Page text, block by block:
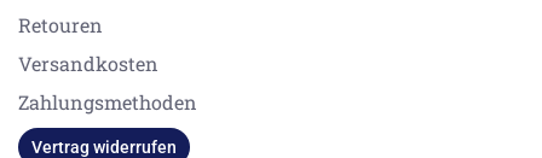
Retouren
Versandkosten
Zahlungsmethoden
Vertrag widerrufen